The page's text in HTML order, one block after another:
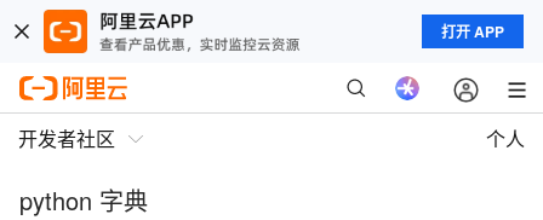
打开 APP
开发者社区 个人
python 字典